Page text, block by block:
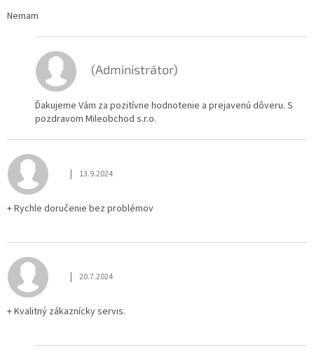
Nemam
(Administrátor)
Ďakujeme Vám za pozitívne hodnotenie a prejavenú dôveru. S
pozdravom Mileobchod s.r.o.
Hodnotenie obchodu je 5 z 5 hviezdičiek.
| 13.9.2024
+ Rychle doručenie bez problémov
Hodnotenie obchodu je 5 z 5 hviezdičiek.
| 20.7.2024
+ Kvalitný zákaznícky servis.